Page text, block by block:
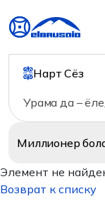
Нарт Сёз
Урама да –
Миллионер
Элемент не
Возврат к списку